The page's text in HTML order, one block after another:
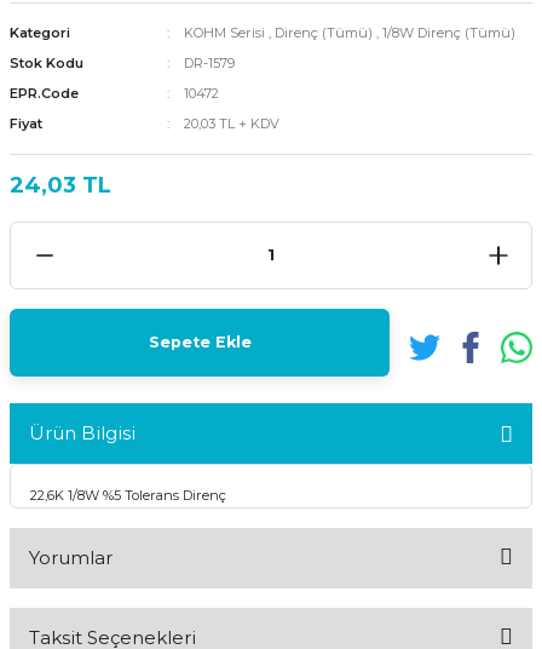
Kategori KOHM Serisi , Direnç (Tümü) , 1/8W Direnç (Tümü)
Stok Kodu
DR-1579
EPR.Code
10472
Fiyat
20,03 TL + KDV
24,03 TL
Sepete Ekle
Ürün Bilgisi
22,6K 1/8W %5 Tolerans Direnç
Yorumlar
Taksit Seçenekleri